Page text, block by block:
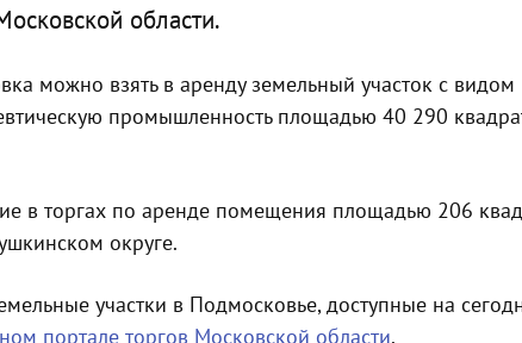
области.
можно взять в аренду земельный участок с видом
промышленность площадью 40 290
в торгах по аренде помещения площадью 206
округе.
участки в Подмосковье, доступные на
портале торгов Московской области.